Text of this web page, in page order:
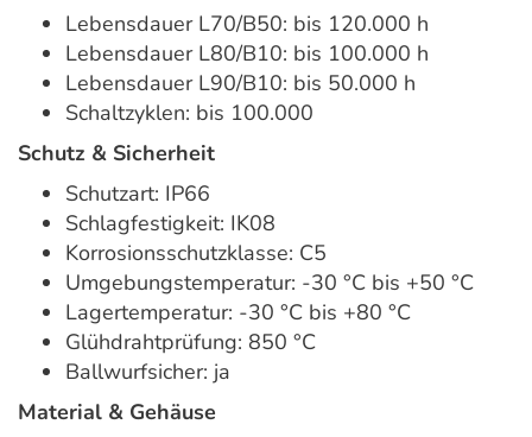
Lebensdauer L70/B50: bis 120.000 h
Lebensdauer L80/B10: bis 100.000 h
Lebensdauer L90/B10: bis 50.000 h
Schaltzyklen: bis 100.000
Schutz & Sicherheit
Schutzart: IP66
Schlagfestigkeit: IK08
Korrosionsschutzklasse: C5
Umgebungstemperatur: -30 °C bis +50 °C
Lagertemperatur: -30 °C bis +80 °C
Glühdrahtprüfung: 850 °C
Ballwurfsicher: ja
Material & Gehäuse